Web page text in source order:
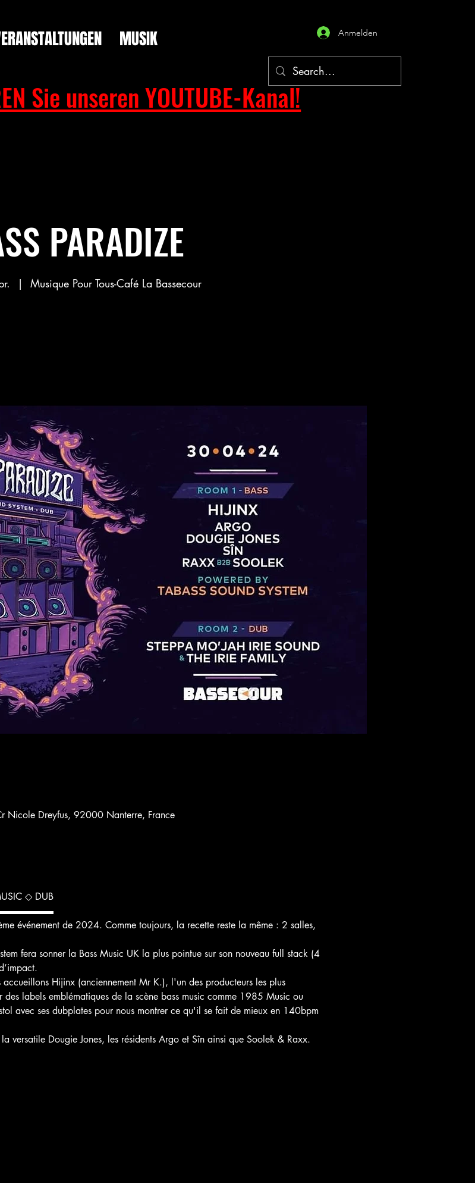
Sie unseren YOUTUBE-Kanal!
Anmelden
MUSIK
PARADIZE
  |
Musique Pour Tous-Café La Bassecour
Nicole Dreyfus, 92000 Nanterre, France
◇ DUB
événement de 2024. Comme toujours, la recette reste la même : 2 salles,
fera sonner la Bass Music UK la plus pointue sur son nouveau full stack (4
accueillons Hijinx (anciennement Mr K.), l'un des producteurs les plus
des labels emblématiques de la scène bass music comme 1985 Music ou
avec ses dubplates pour nous montrer ce qu'il se fait de mieux en 140bpm
versatile Dougie Jones, les résidents Argo et Sîn ainsi que Soolek & Raxx.